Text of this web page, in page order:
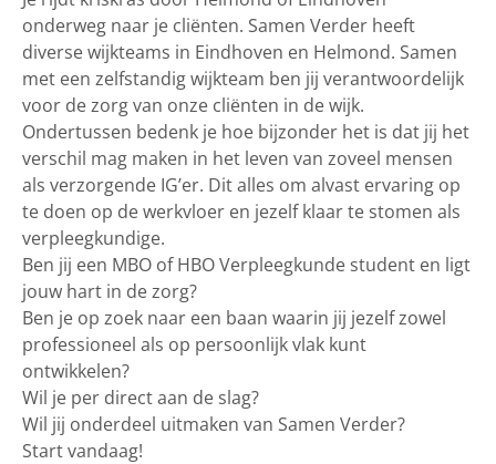
onderweg naar je cliënten. Samen Verder heeft
diverse wijkteams in Eindhoven en Helmond. Samen
met een zelfstandig wijkteam ben jij verantwoordelijk
voor de zorg van onze cliënten in de wijk.
Ondertussen bedenk je hoe bijzonder het is dat jij het
verschil mag maken in het leven van zoveel mensen
als verzorgende IG’er. Dit alles om alvast ervaring op
te doen op de werkvloer en jezelf klaar te stomen als
verpleegkundige.
Ben jij een MBO of HBO Verpleegkunde student en ligt
jouw hart in de zorg?
Ben je op zoek naar een baan waarin jij jezelf zowel
professioneel als op persoonlijk vlak kunt
ontwikkelen?
Wil je per direct aan de slag?
Wil jij onderdeel uitmaken van Samen Verder?
Start vandaag!